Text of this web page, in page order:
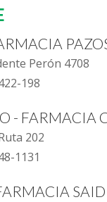
Perón 4708
198
- FARMACIA
202
1131
SAID